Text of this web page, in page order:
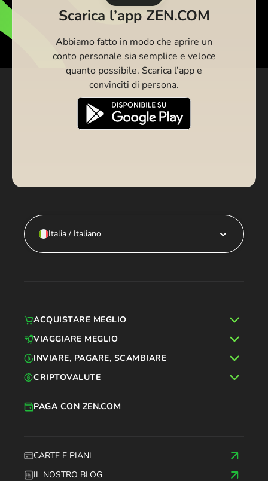
Scarica l’app ZEN.COM
Abbiamo fatto in modo che aprire un
conto personale sia semplice e veloce
quanto possibile. Scarica l’app e
convinciti di persona.
Italia / Italiano
CARTE E PIANI
IL NOSTRO BLOG
PAGA CON ZEN.COM
ACQUISTARE MEGLIO
VIAGGIARE MEGLIO
INVIARE, PAGARE, SCAMBIARE
CRIPTOVALUTE